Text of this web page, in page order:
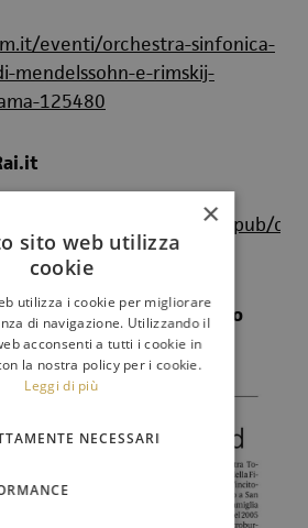
eventi/orchestra-sinfonica-
mendelssohn-e-rimskij-
125480
televideo/pub/
12 maggio 2023 (articolo
×
sito web utilizza
cookie
utilizza i cookie per migliorare
di navigazione. Utilizzando il
acconsenti a tutti i cookie in
la nostra policy per i cookie.
Leggi di più
NECESSARI